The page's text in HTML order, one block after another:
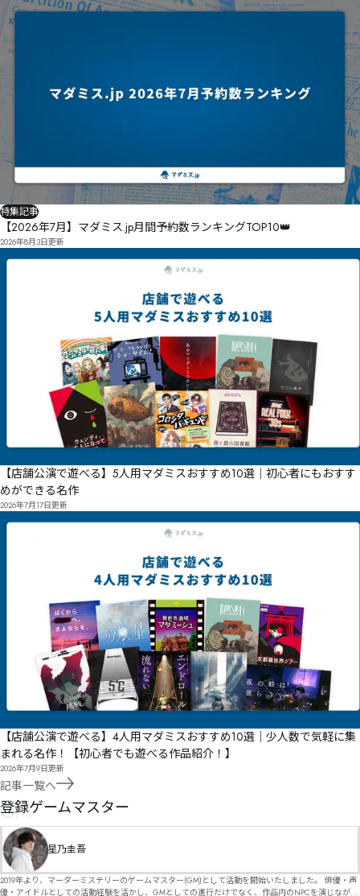
特集記事
【2026年7月】マダミス.jp月間予約数ランキングTOP10👑
2026年8月3日更新
【店舗公演で遊べる】5人用マダミスおすすめ10選｜初心者にもおすす
めができる名作
2026年7月17日更新
【店舗公演で遊べる】4人用マダミスおすすめ10選｜少人数で気軽に集
まれる名作！【初心者でも遊べる作品紹介！】
2026年7月9日更新
記事一覧へ
GM
登録ゲームマスター
星乃圭吾
2019年より、マーダーミステリーのゲームマスター(GM)として活動を開始いたしました。 俳優・声
優・アイドルとしての活動経験を活かし、GMとしての進行だけでなく、作品内のNPCを演じなが